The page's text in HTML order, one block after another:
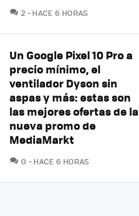
2 COMENTARIOS
HACE 6 HORAS
Un Google Pixel 10 Pro a
precio mínimo, el
ventilador Dyson sin
aspas y más: estas son
las mejores ofertas de la
nueva promo de
MediaMarkt
0 COMENTARIOS
HACE 6 HORAS